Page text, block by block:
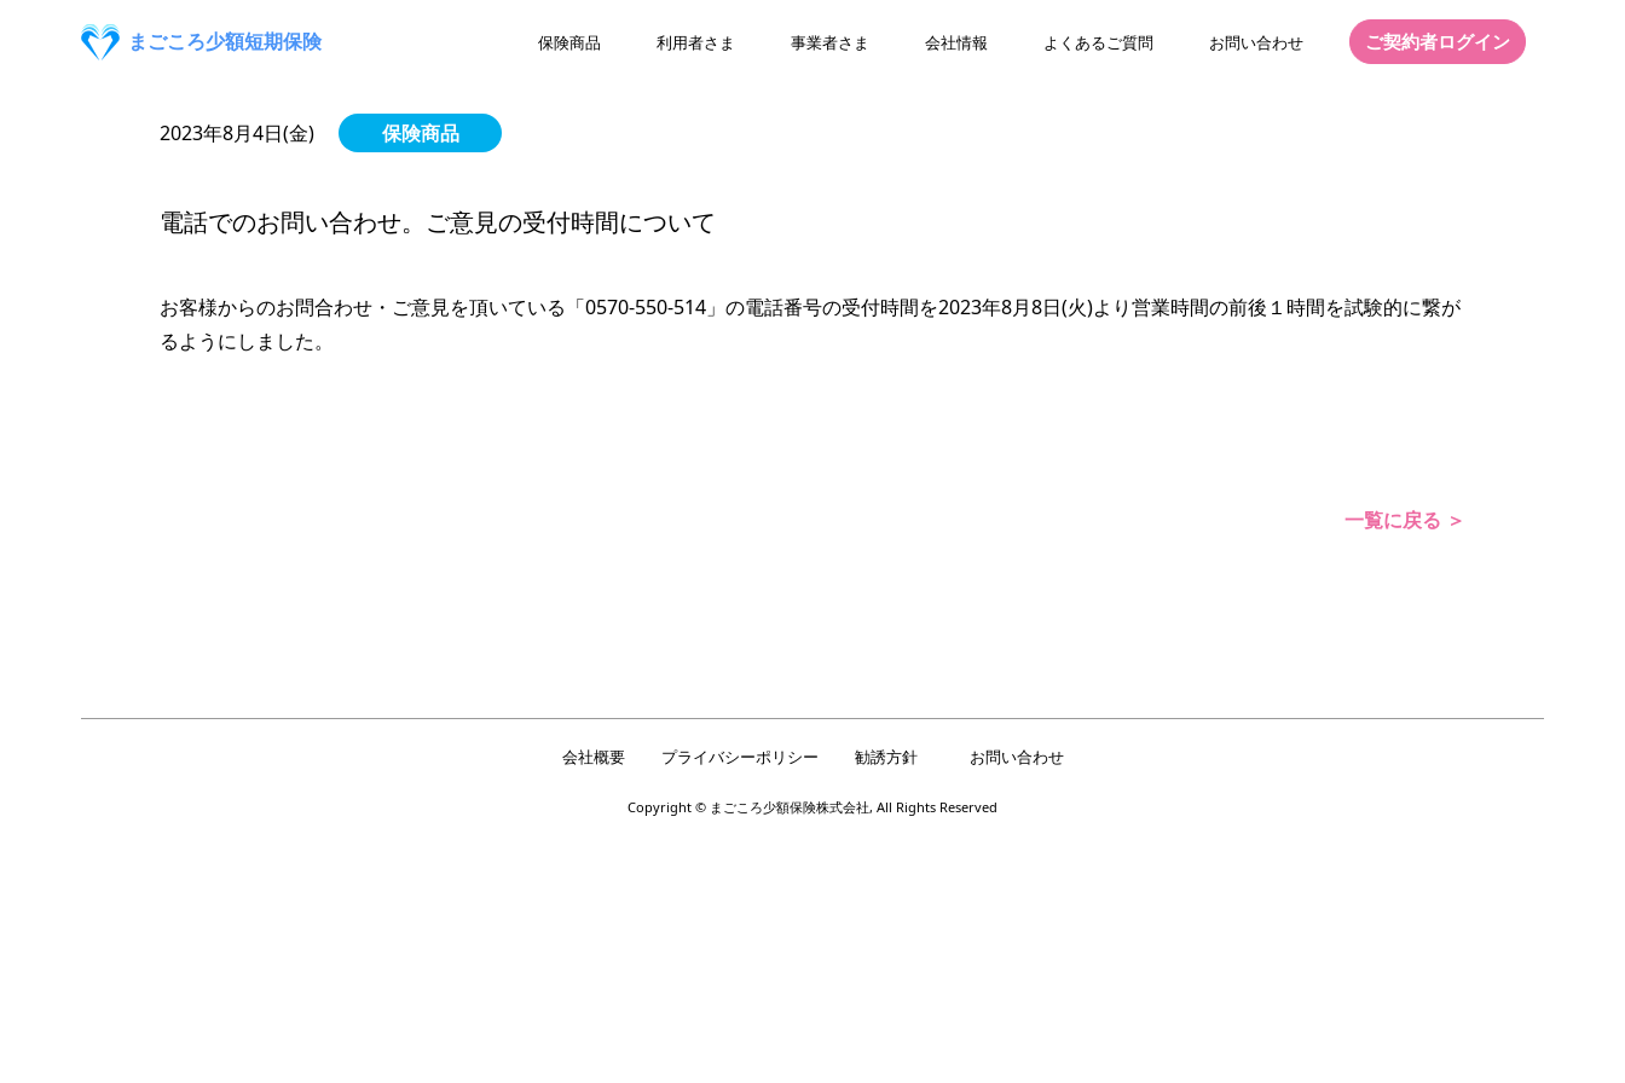
まごころ少額短期保険 保険商品 利用者さま 事業者さま 会社情報 よくあるご質問 お問い合わせ ご契約者ログイン
お知らせ
2023年8月4日(金) 保険商品
電話でのお問い合わせ。ご意見の受付時間について
お客様からのお問合わせ・ご意見を頂いている「0570-550-514」の電話番号の受付時間を2023年8月8日(火)より営業時間の前後１時間を試験的に繋が
るようにしました。
一覧に戻る ＞
会社概要 プライバシーポリシー 勧誘方針 お問い合わせ
Copyright © まごころ少額保険株式会社, All Rights Reserved